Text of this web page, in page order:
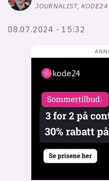
JOURNALIST, KODE24
08.07.2024 - 15:32
Facebook
annonseguide
suksesshistorier